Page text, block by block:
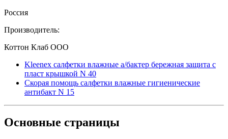
Россия
Производитель:
Коттон Клаб ООО
Kleenex салфетки влажные а/бактер бережная защита с
пласт крышкой N 40
Скорая помощь салфетки влажные гигиенические
антибакт N 15
Основные страницы